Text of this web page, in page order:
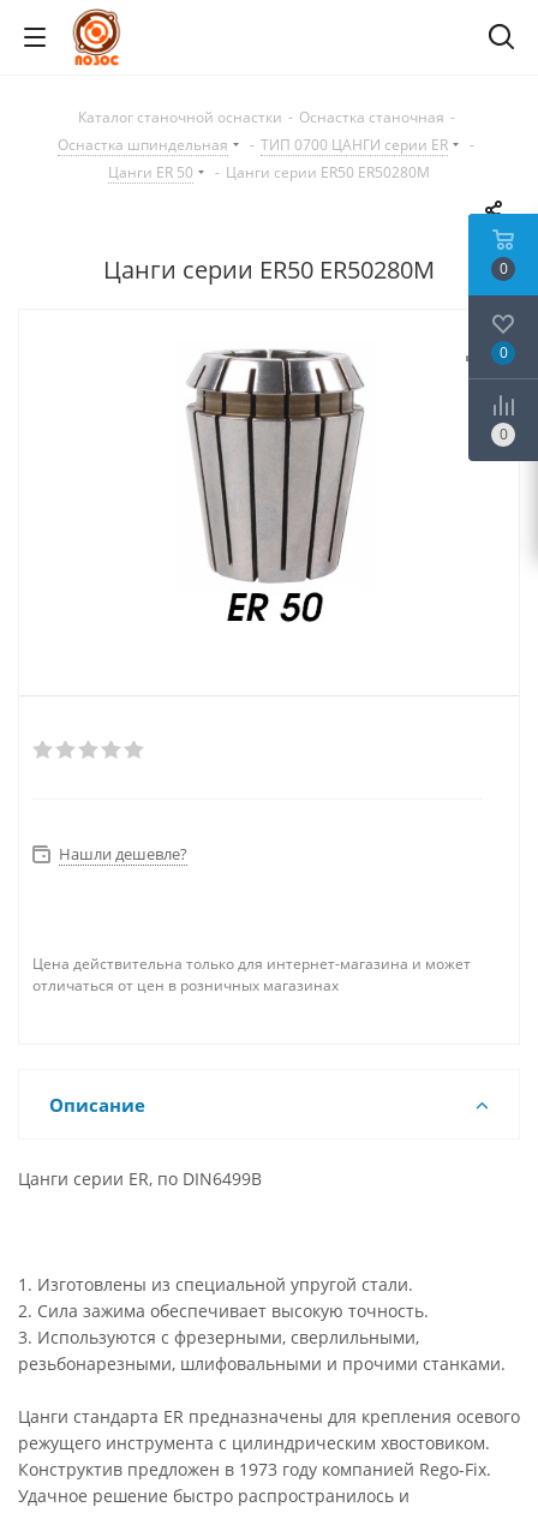
Каталог станочной оснастки - Оснастка станочная -
Оснастка шпиндельная
- ТИП 0700 ЦАНГИ серии ER
-
Цанги ER 50
- Цанги серии ER50 ER50280M
Цанги серии ER50 ER50280M
Нашли дешевле?
Цена действительна только для интернет-магазина и может
отличаться от цен в розничных магазинах
Описание
Цанги серии ER, по DIN6499B
1. Изготовлены из специальной упругой стали.
2. Сила зажима обеспечивает высокую точность.
3. Используются с фрезерными, сверлильными,
резьбонарезными, шлифовальными и прочими станками.
Цанги стандарта ER предназначены для крепления осевого
режущего инструмента с цилиндрическим хвостовиком.
Конструктив предложен в 1973 году компанией Rego-Fix.
Удачное решение быстро распространилось и
0
0
0